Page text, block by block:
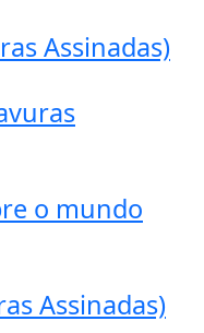
Assinadas)
o mundo
Assinadas)